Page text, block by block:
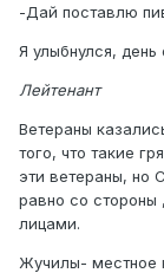
-Дай поставлю
Я улыбнулся,
Лейтенант
Ветераны
того, что такие
эти ветераны, но
равно со
лицами.
Жучилы- местное